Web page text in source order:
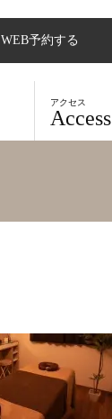
WEB予約する
アクセス
Access